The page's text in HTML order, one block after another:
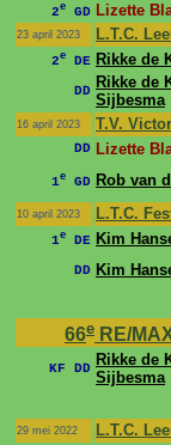
2e GD Lizette
23 april 2023 L.T.C.
2e DE Rikke de
DD Rikke de
Sijbesma
16 april 2023 T.V.
DD Lizette
1e GD Rob van
10 april 2023 L.T.C.
1e DE Kim
DD Kim
66e RE/
KF DD Rikke de
Sijbesma
29 mei 2022
L.T.C.